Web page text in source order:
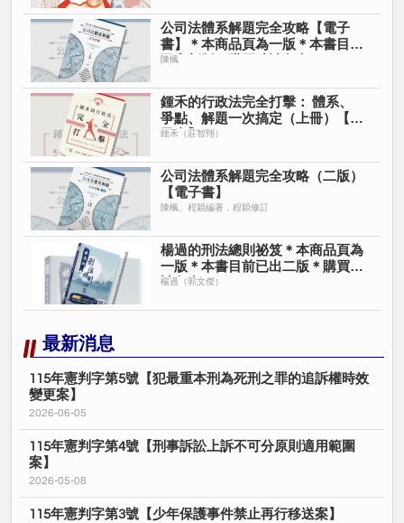
※民法總則體系解題完全攻略
※律師高考及格
※台大法研所民事法組
※台北大學法律系
經歷
※讀家民事財產法、身分法講師
著作
※民法總則體系解題完全攻略
FB：程穎&陳楓民商法加油站
https://www.facebook.com/LeiChen.CCLaw
公司法體系解題完全攻略【電子
書】＊本商品頁為一版＊本書目前
已出新版＊購買時請留意＊
陳楓
鍾禾的行政法完全打擊： 體系、
爭點、解題一次搞定（上冊）【電
子書】
鍾禾（莊智翔）
公司法體系解題完全攻略（二版）
【電子書】
陳楓、程穎編著，程穎修訂
楊過的刑法總則祕笈＊本商品頁為
一版＊本書目前已出二版＊購買時
請留意＊
楊過（郭文傑）
最新消息
115年憲判字第5號【犯最重本刑為死刑之罪的追訴權時效
變更案】
2026-06-05
115年憲判字第4號【刑事訴訟上訴不可分原則適用範圍
案】
2026-05-08
115年憲判字第3號【少年保護事件禁止再行移送案】